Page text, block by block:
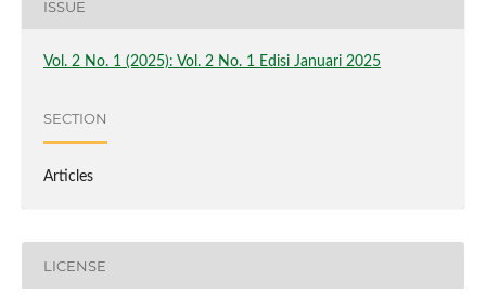
ISSUE
Vol. 2 No. 1 (2025): Vol. 2 No. 1 Edisi Januari 2025
SECTION
Articles
LICENSE